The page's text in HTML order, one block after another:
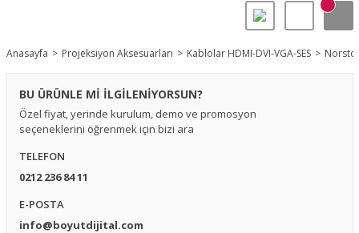
Anasayfa Projeksiyon Aksesuarları Kablolar HDMI-DVI-VGA-SES
BU ÜRÜNLE Mİ İLGİLENİYORSUN?
Özel fiyat, yerinde kurulum, demo ve promosyon
seçeneklerini öğrenmek için bizi ara
TELEFON
0212 236 84 11
E-POSTA
info@boyutdijital.com